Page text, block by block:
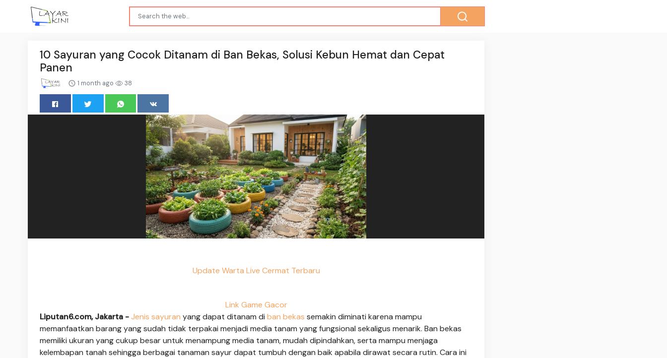
10 Sayuran yang Cocok Ditanam di Ban Bekas, Solusi Kebun Hemat dan Cepat
Panen
1 month ago 38
Update Warta Live Cermat Terbaru
Link Game Gacor
Liputan6.com, Jakarta -Jenis sayuran yang dapat ditanam di ban bekas semakin diminati karena mampu
memanfaatkan barang yang sudah tidak terpakai menjadi media tanam yang fungsional sekaligus menarik. Ban bekas
memiliki ukuran yang cukup besar untuk menampung media tanam, mudah dipindahkan, serta mampu menjaga
kelembapan tanah sehingga berbagai tanaman sayur dapat tumbuh dengan baik apabila dirawat secara rutin. Cara ini